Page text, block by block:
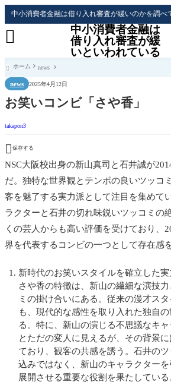
中小消費者金融は借り入れ審査が緩いのかを調べ
中小消費者金融は
借り入れ審査が緩
いといわれている

 ホーム news
news 2025年4月12日
お笑いコンビ「さや香」
takapon3
 保存する
NSC大阪校出身の新山真司と石井誠が
だ。独特な世界観とテンポの良いツッコ
客を魅了する実力派として注目を集めて
ラクターと石井の切れ味鋭いツッコミの
くの芸人からも高い評価を受けており、
界を代表するコンビの一つとして存在感
新時代のお笑いスタイルを確立した
さや香の特徴は、新山の繊細な演技
ミの掛け合いにある。従来の漫才ス
も、現代的な感性を取り入れた独自
る。特に、新山の演じる不思議なキ
とただの変人に見えるが、その背景
ており、観客の共感を誘う。石井の
込みではなく、新山のキャラクター
展開させる重要な役割を果たしている